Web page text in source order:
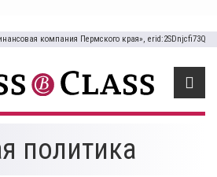
компания Пермского края», erid:2SDnjcfi73Q
политика